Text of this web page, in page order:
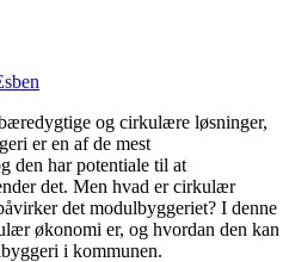
og cirkulære løsninger,
er en af de mest
den har potentiale til at
det. Men hvad er cirkulær
det modulbyggeriet? I denne
økonomi er, og hvordan den kan
i kommunen.